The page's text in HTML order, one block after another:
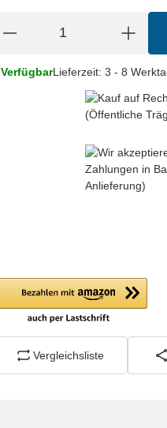
VerfügbarLieferzeit: 3 - 8
Vergleichsliste